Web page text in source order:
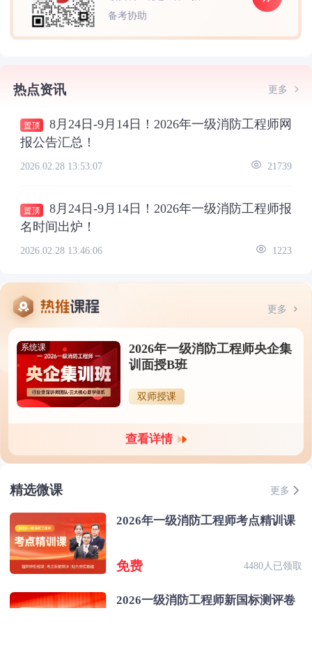
备考协助
热点资讯 更多
8月24日-9月14日！2026年一级消防工程师网
报公告汇总！
2026.02.28 13:53:07 21739
8月24日-9月14日！2026年一级消防工程师报
名时间出炉！
2026.02.28 13:46:06 1223
更多
系统课
2026年一级消防工程师央企集
训面授B班
双师授课
查看详情
精选微课 更多
2026年一级消防工程师考点精训课
免费 4480人已领取
2026一级消防工程师新国标测评卷